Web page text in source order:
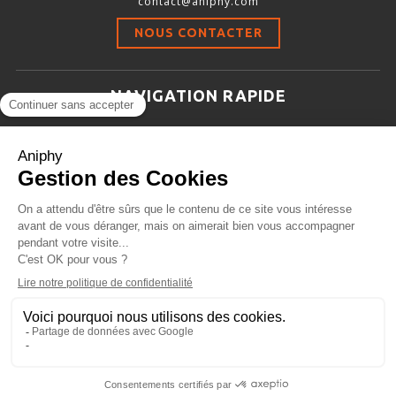
Stimulation-évaluation Thermique
ACTIVITÉ LOCOMOTRICE ET EXPLORATOIRE
COORDINATION ET SENSORI-MOTEUR
ANXIÉTÉ ET DÉPRESSION
RYTHMES CIRCADIENS
DÉVELOPPEMENTS À FAÇON
PORTIQUES & STATIONS D’ANÉSTHÉSIE
ASPIRATEURS ET CARTOUCHES CHARBON ACTIF
ÉVAPORATEURS
NOUS CONTACTER
NAVIGATION RAPIDE
Les partenaires d’aniphy
Se mettre en contact
Archives